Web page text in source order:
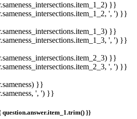
}}
', ') }}
}}
', ') }}
}}
', ') }}
}}
', ') }}
}}